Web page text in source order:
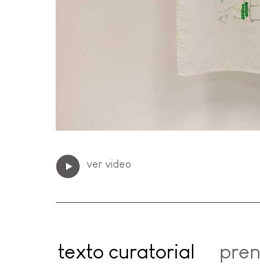
ver video
texto curatorial